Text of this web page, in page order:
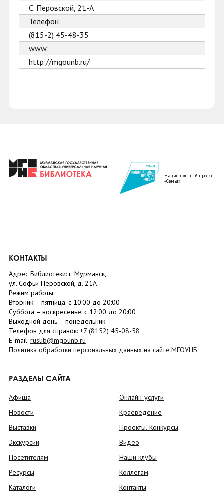
С. Перовской, 21-А
Телефон:
(815-2) 45-48-35
www:
http://mgounb.ru/
Национальный проект
«Семья»
КОНТАКТЫ
Адрес Библиотеки: г. Мурманск,
ул. Софьи Перовской, д. 21А
Режим работы:
Вторник – пятница: с 10:00 до 20:00
Суббота – воскресенье: c 12:00 до 20:00
Выходной день – понедельник
Телефон для справок: +7 (8152) 45-08-58
E-mail: ruslib@mgounb.ru
Политика обработки персональных данных на сайте МГОУНБ
РАЗДЕЛЫ САЙТА
Афиша
Новости
Выставки
Экскурсии
Посетителям
Ресурсы
Каталоги
Онлайн-услуги
Краеведение
Проекты. Конкурсы
Видео
Наши клубы
Коллегам
Контакты